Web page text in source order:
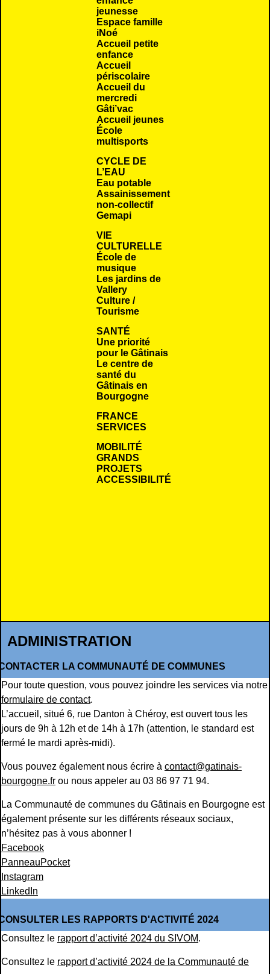
jeunesse
Espace famille
iNoé
Accueil petite
enfance
Accueil
périscolaire
Accueil du
mercredi
Gâti’vac
Accueil jeunes
École
multisports
CYCLE DE
L’EAU
Eau potable
Assainissement
non-collectif
Gemapi
VIE
CULTURELLE
École de
musique
Les jardins de
Vallery
Culture /
Tourisme
SANTÉ
Une priorité
pour le Gâtinais
Le centre de
santé du
Gâtinais en
Bourgogne
FRANCE
SERVICES
MOBILITÉ
GRANDS
PROJETS
ACCESSIBILITÉ
ADMINISTRATION
LA COMMUNAUTÉ DE COMMUNES
Pour toute question, vous pouvez joindre les services via notre
formulaire de contact.
L’accueil, situé 6, rue Danton à Chéroy, est ouvert tous les
jours de 9h à 12h et de 14h à 17h (attention, le standard est
fermé le mardi après-midi).
Vous pouvez également nous écrire à contact@gatinais-
bourgogne.fr ou nous appeler au 03 86 97 71 94.
La Communauté de communes du Gâtinais en Bourgogne est
également présente sur les différents réseaux sociaux,
n’hésitez pas à vous abonner !
Facebook
PanneauPocket
Instagram
LinkedIn
LES RAPPORTS D'ACTIVITÉ 2024
Consultez le rapport d’activité 2024 du SIVOM.
Consultez le rapport d’activité 2024 de la Communauté de